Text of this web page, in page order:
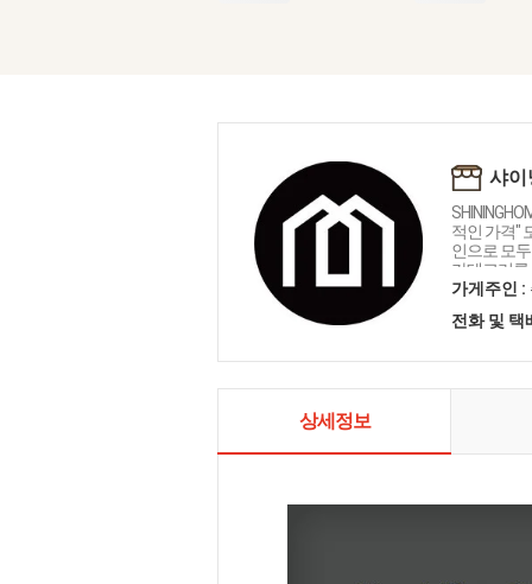
샤이
적인 가격"
인으로 모
카테고리를
인테리어
가게주인 :
전화 및 택
상세정보